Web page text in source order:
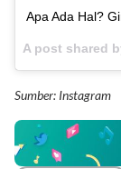
Apa Ada Hal?
A post shared
Sumber: Instagram